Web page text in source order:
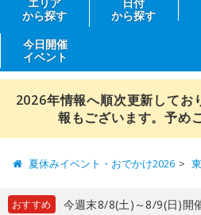
から探す
から探す
今日開催
イベント
2026年情報へ順次更新してお
報もございます。予め
夏休みイベント・おでかけ2026
おすすめ
今週末8/8(土)～8/9(日)開